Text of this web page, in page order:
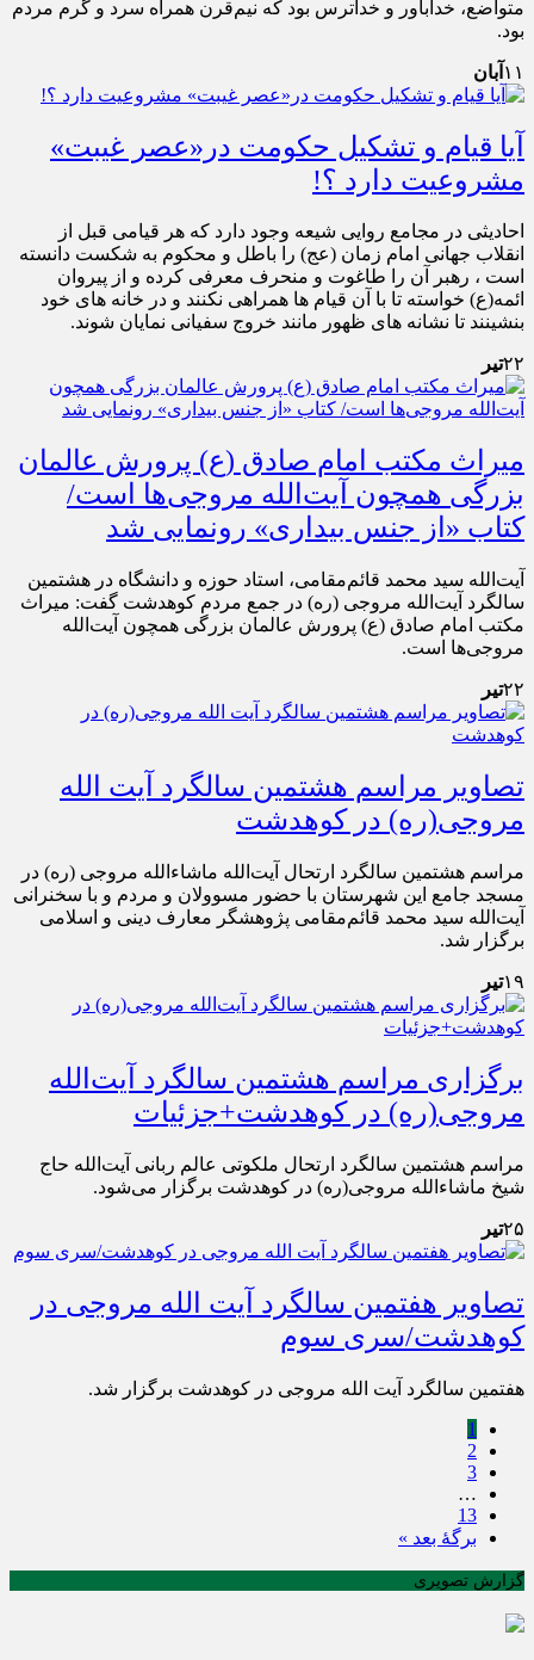
متواضع، خداباور و خداترس بود که نیم‌قرن همراه سرد و گرم مردم
بود.
۱۱ آبان
آیا قیام و تشکیل حکومت در«عصر غیبت»
مشروعیت دارد ؟!
احادیثی در مجامع روایی شیعه وجود دارد که هر قیامی قبل از
انقلاب جهانی امام زمان (عج) را باطل و محکوم به شکست دانسته
است ، رهبر آن را طاغوت و منحرف معرفی کرده و از پیروان
ائمه(ع) خواسته تا با آن قیام ها همراهی نکنند و در خانه های خود
بنشینند تا نشانه های ظهور مانند خروج سفیانی نمایان شوند.
۲۲تیر
میراث مکتب امام صادق (ع) پرورش عالمان
بزرگی همچون آیت‌الله مروجی‌ها است/
کتاب «از جنس بیداری» رونمایی شد
آیت‌الله سید محمد قائم‌مقامی، استاد حوزه و دانشگاه در هشتمین
سالگرد آیت‌الله مروجی (ره) در جمع مردم کوهدشت گفت: میراث
مکتب امام صادق (ع) پرورش عالمان بزرگی همچون آیت‌الله
مروجی‌ها است.
۲۲تیر
تصاویر مراسم هشتمین سالگرد آیت الله
مروجی(ره) در کوهدشت
مراسم هشتمین سالگرد ارتحال آیت‌الله ماشاءالله مروجی (ره) در
مسجد جامع این شهرستان با حضور مسوولان و مردم و با سخنرانی
آیت‌الله سید محمد قائم‌مقامی پژوهشگر معارف دینی و اسلامی
برگزار شد.
۱۹تیر
برگزاری مراسم هشتمین سالگرد آیت‌الله
مروجی‌(ره) در کوهدشت+جزئیات
مراسم هشتمین سالگرد ارتحال ملکوتی عالم ربانی آیت‌الله حاج
شیخ ماشاء‌الله مروجی‌(ره) در کوهدشت برگزار می‌شود.
۲۵تیر
تصاویر هفتمین سالگرد آیت الله مروجی در
کوهدشت/سری سوم
هفتمین سالگرد آیت الله مروجی در کوهدشت برگزار شد.
1
2
3
…
13
برگهٔ بعد »
گزارش تصویری